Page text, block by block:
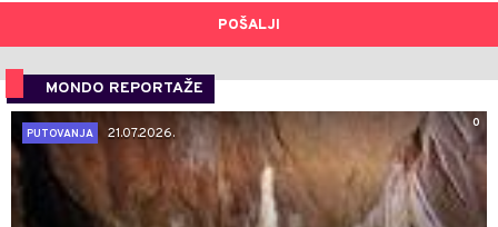
POŠALJI
MONDO REPORTAŽE
0
PUTOVANJA
21.07.2026.